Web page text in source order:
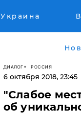
Украина
ДИАЛОГ РОССИЯ
6 октября 2018, 23:45
"Слабое
об